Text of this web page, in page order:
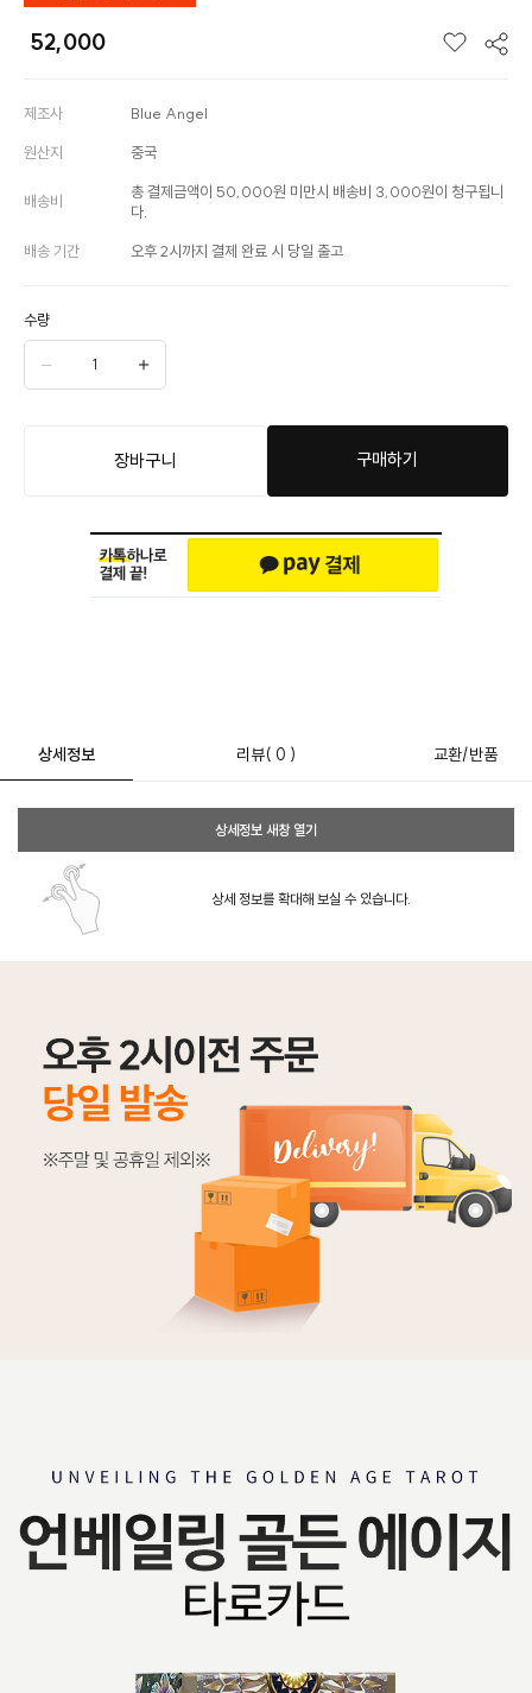
52,000
제조사 Blue Angel
원산지 중국
배송비
총 결제금액이 50,000원 미만시 배송비 3,000원이 청구됩니
다.
배송 기간 오후 2시까지 결제 완료 시 당일 출고
수량
장바구니 구매하기
상세정보 리뷰( 0 ) 교환/반품
상세정보 새창 열기
상세 정보를 확대해 보실 수 있습니다.